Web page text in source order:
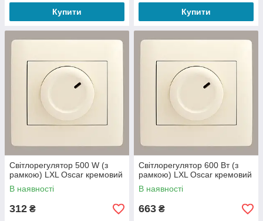
Купити Купити
Світлорегулятор 500 W (з
рамкою) LXL Oscar кремовий
В наявності
312 ₴
Світлорегулятор 600 Вт (з
рамкою) LXL Oscar кремовий
В наявності
663 ₴